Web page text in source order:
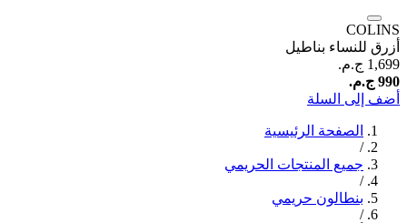
COLINS
أزرق للنساء بناطيل
1,699 ج.م.‏
990 ج.م.‏
أضف إلى السلة
الصفحة الرئيسية
/
جميع المنتجات الحريمي
/
بنطالون حريمي
/